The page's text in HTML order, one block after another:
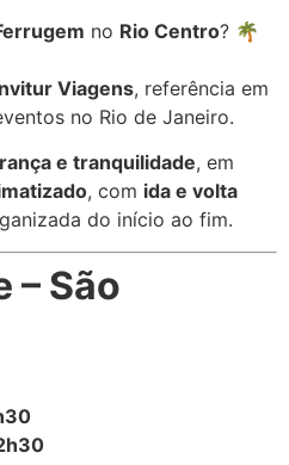
no Rio Centro? 🌴
Viagens, referência em
no Rio de Janeiro.
e tranquilidade, em
, com ida e volta
do início ao fim.
– São